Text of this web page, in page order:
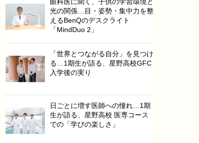
光の関係…目・姿勢・集中力を整
えるBenQのデスクライト
「MindDuo 2」
「世界とつながる自分」を見つけ
る…1期生が語る、星野高校GFC
入学後の実り
日ごとに増す医師への憧れ…1期
生が語る、星野高校 医専コース
での「学びの楽しさ」